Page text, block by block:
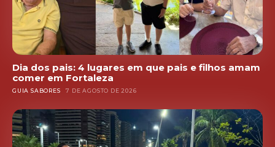
Dia dos pais: 4 lugares em que pais e filhos amam
comer em Fortaleza
GUIA SABORES 7 DE AGOSTO DE 2026